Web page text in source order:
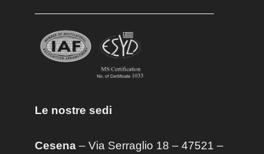
Le nostre sedi
Cesena– Via Serraglio 18 – 47521 –